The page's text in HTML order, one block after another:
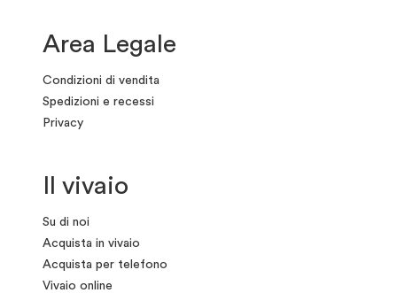
Area Legale
Condizioni di vendita
Spedizioni e recessi
Privacy
Il vivaio
Su di noi
Acquista in vivaio
Acquista per telefono
Vivaio online